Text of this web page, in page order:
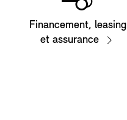
Financement, leasing
et assurance